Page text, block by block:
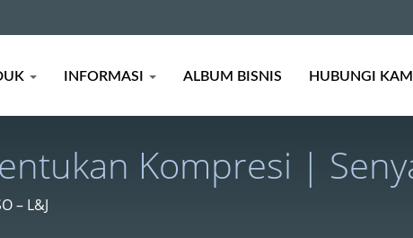
INFORMASI ALBUM BISNIS HUBUNGI KAMI
Kompresi |
Global – L&J
– L&J